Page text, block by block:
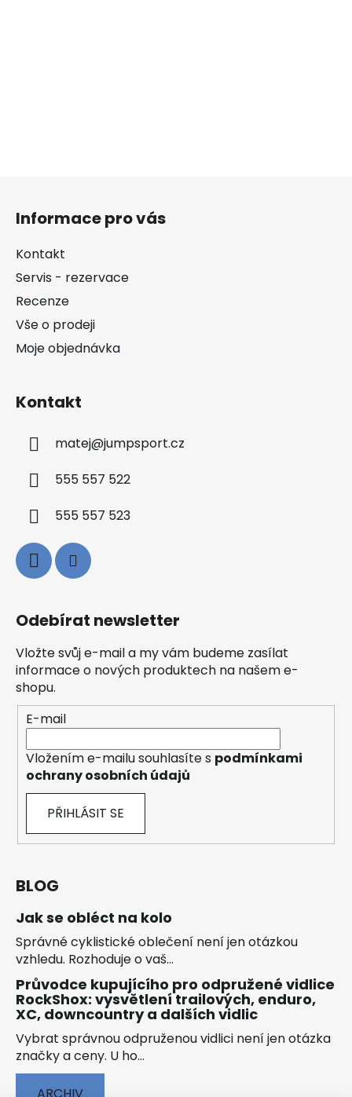
Informace pro vás
Kontakt
Servis - rezervace
Recenze
Vše o prodeji
Moje objednávka
Kontakt
matej@jumpsport.cz
555 557 522
555 557 523
Odebírat newsletter
Vložte svůj e-mail a my vám budeme zasílat
informace o nových produktech na našem e-
shopu.
E-mail
Vložením e-mailu souhlasíte s podmínkami
ochrany osobních údajů
PŘIHLÁSIT SE
BLOG
Jak se obléct na kolo
Správné cyklistické oblečení není jen otázkou
vzhledu. Rozhoduje o vaš...
Průvodce kupujícího pro odpružené vidlice
RockShox: vysvětlení trailových, enduro,
XC, downcountry a dalších vidlic
Vybrat správnou odpruženou vidlici není jen otázka
značky a ceny. U ho...